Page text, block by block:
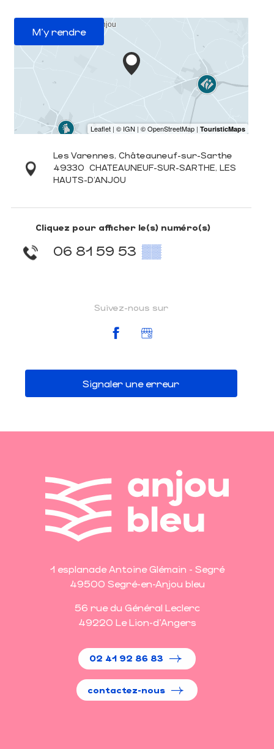
M'y rendre
Les Varennes, Châteauneuf-sur-Sarthe
49330 CHATEAUNEUF-SUR-SARTHE, LES
HAUTS-D'ANJOU
Cliquez pour afficher le(s) numéro(s)
06 81 59 53 ▒▒
Suivez-nous sur
Signaler une erreur
1 esplanade Antoine Glémain - Segré
49500 Segré-en-Anjou bleu
56 rue du Général Leclerc
49220 Le Lion-d'Angers
02 41 92 86 83
contactez-nous